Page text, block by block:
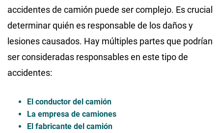
accidentes de camión puede ser complejo. Es crucial
determinar quién es responsable de los daños y
lesiones causados. Hay múltiples partes que podrían
ser consideradas responsables en este tipo de
accidentes:
El conductor del camión
La empresa de camiones
El fabricante del camión